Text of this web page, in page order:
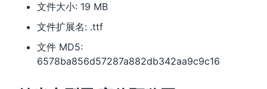
文件大小: 19 MB
文件扩展名: .ttf
文件 MD5:
6578ba856d57287a882db342aa9c9c16